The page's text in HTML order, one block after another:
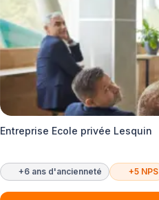
Entreprise Ecole privée Lesquin
+6 ans d'ancienneté +5 NPS